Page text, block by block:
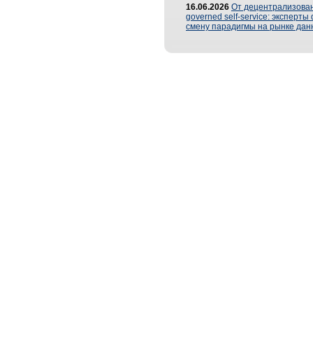
16.06.2026 От
governed self-service: эксперты
смену парадигмы на рынке